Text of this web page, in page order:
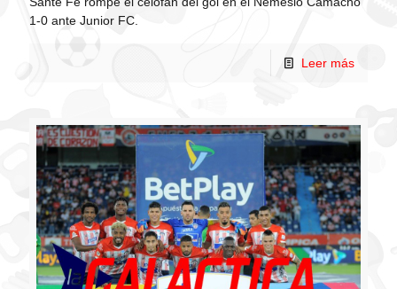
1-0 ante Junior FC.
Leer más